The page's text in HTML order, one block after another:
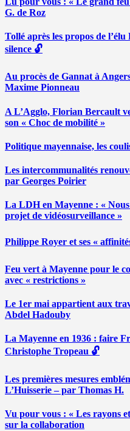
G. de Roz
Tollé après les propos de
silence 🔓
Au procès de Gannat à
Maxime Pionneau
A L’Agglo, Florian Bercault
son « Choc de mobilité »
Politique mayennaise, les
Les intercommunalités
par Georges Poirier
La LDH en Mayenne : «
projet de vidéosurveillance »
Philippe Royer et ses «
Feu vert à Mayenne pour le
avec « restrictions »
Le 1er mai appartient aux
Abdel Hadouby
La Mayenne en 1936 : faire
Christophe Tropeau 🔓
Les premières mesures
L’Huisserie – par Thomas H.
Vu pour vous : « Les rayons
sur la collaboration